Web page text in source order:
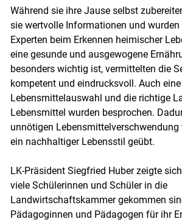
Skip to main content
Während sie ihre Jause selbst
sie wertvolle Informationen und
Experten beim Erkennen heimischer
eine gesunde und ausgewogene
besonders wichtig ist, vermittelten die
kompetent und eindrucksvoll. Auch
Lebensmittelauswahl und die richtige
Lebensmittel wurden besprochen.
unnötigen Lebensmittelverschwendung
ein nachhaltiger Lebensstil geübt.
LK-Präsident Siegfried Huber zeigte
viele Schülerinnen und Schüler in die
Landwirtschaftskammer gekommen
Pädagoginnen und Pädagogen für ihr